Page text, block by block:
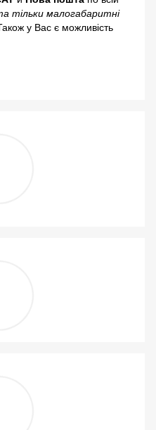
тільки малогабаритні
у Вас є можливість